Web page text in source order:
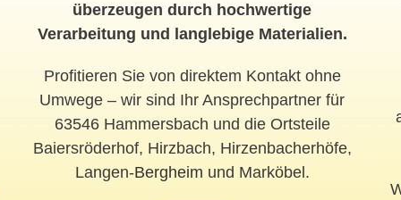
überzeugen durch hochwertige
Verarbeitung und langlebige Materialien.
Profitieren Sie von direktem Kontakt ohne
Umwege – wir sind Ihr Ansprechpartner für
63546 Hammersbach und die Ortsteile
Baiersröderhof, Hirzbach, Hirzenbacherhöfe,
Langen-Bergheim und Marköbel.